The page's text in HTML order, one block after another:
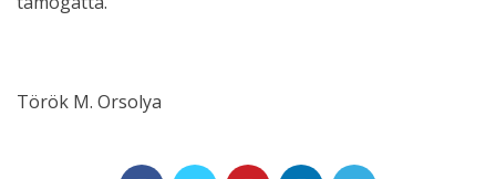
Török M. Orsolya